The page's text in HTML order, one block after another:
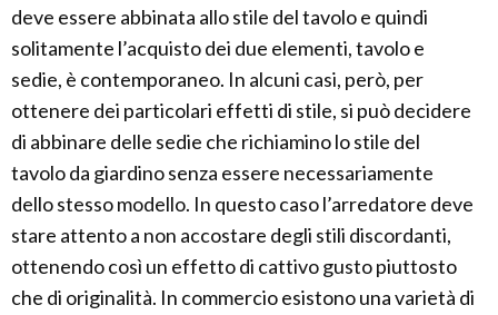
deve essere abbinata allo stile del tavolo e quindi
solitamente l’acquisto dei due elementi, tavolo e
sedie, è contemporaneo. In alcuni casi, però, per
ottenere dei particolari effetti di stile, si può decidere
di abbinare delle sedie che richiamino lo stile del
tavolo da giardino senza essere necessariamente
dello stesso modello. In questo caso l’arredatore deve
stare attento a non accostare degli stili discordanti,
ottenendo così un effetto di cattivo gusto piuttosto
che di originalità. In commercio esistono una varietà di